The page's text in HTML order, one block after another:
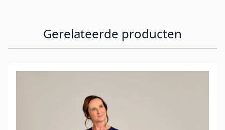
Gerelateerde producten